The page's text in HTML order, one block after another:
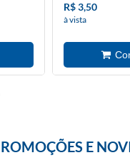
R$ 3,50
à vista
E